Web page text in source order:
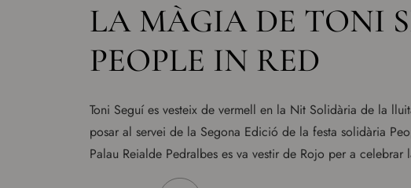
LA MÀGIA DE TONI
PEOPLE IN RED
Toni Seguí es vesteix de vermell en la Nit Solidària de la
posar al servei de la Segona Edició de la festa solidària
Palau Reialde Pedralbes es va vestir de Rojo per a